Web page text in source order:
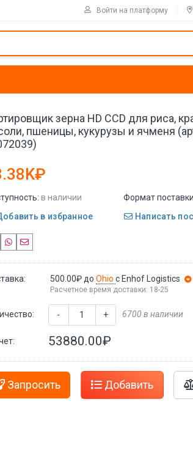
Войти на платформу
зерна HD CCD для риса,
пшеницы, кукурузы и ячменя
в наличии Формат
в избранное
Написать
500.00₽ доOhioс Enhof Logistics
Расчетное время доставки: 18-25
- + 6700 в наличии
53880.00₽
Запросить Добавить